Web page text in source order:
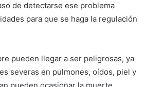
de detectarse ese problema
para que se haga la regulación
pueden llegar a ser peligrosas, ya
severas en pulmones, oídos, piel y